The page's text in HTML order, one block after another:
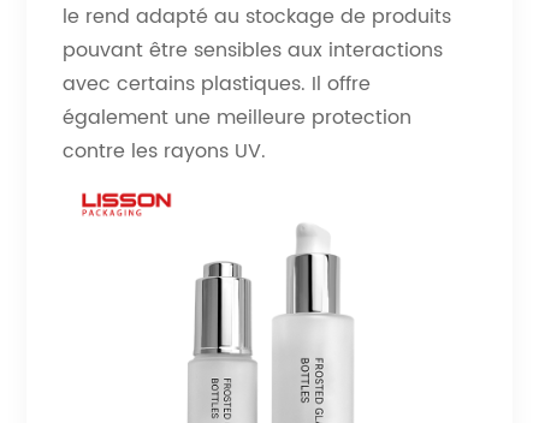
le rend adapté au stockage de produits
pouvant être sensibles aux interactions
avec certains plastiques. Il offre
également une meilleure protection
contre les rayons UV.